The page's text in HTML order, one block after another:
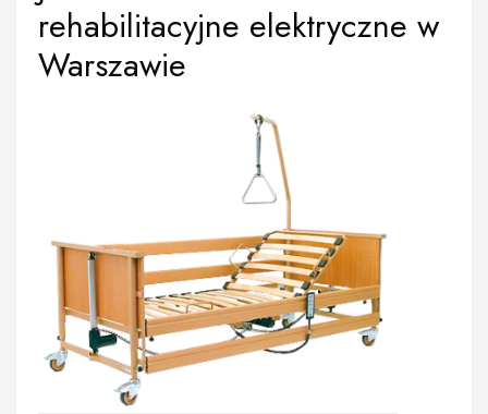
rehabilitacyjne elektryczne w
Warszawie